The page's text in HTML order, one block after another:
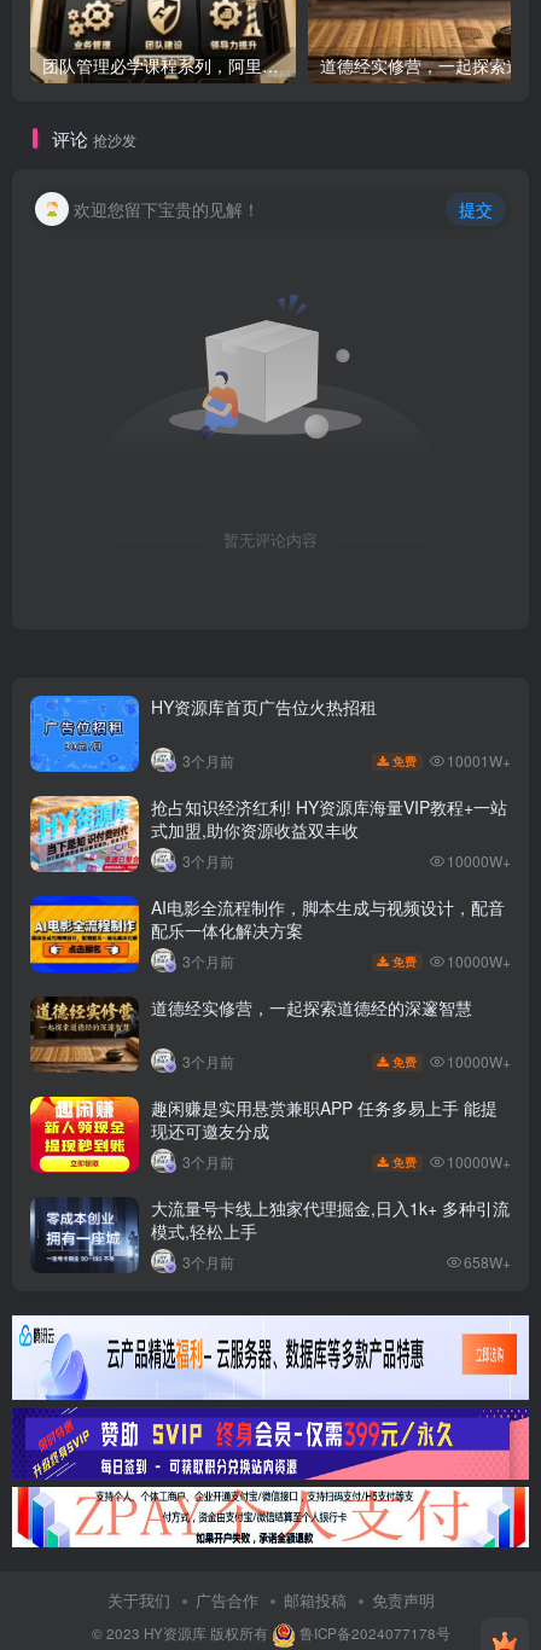
团队管理必学课程系列，阿里巴巴“腿部三板斧”
评论 抢沙发
欢迎您留下宝贵的见解！ 提交
暂无评论内容
HY资源库首页广告位火热招租
3个月前 免费 10001W+
抢占知识经济红利! HY资源库海量VIP教程+一站
式加盟,助你资源收益双丰收
3个月前 10000W+
AI电影全流程制作，脚本生成与视频设计，配音
配乐一体化解决方案
3个月前 免费 10000W+
道德经实修营，一起探索道德经的深邃智慧
3个月前 免费 10000W+
趣闲赚是实用悬赏兼职APP 任务多易上手 能提
现还可邀友分成
3个月前 免费 10000W+
大流量号卡线上独家代理掘金,日入1k+ 多种引流
模式,轻松上手
3个月前 658W+
关于我们 广告合作 邮箱投稿 免责声明
© 2023 HY资源库版权所有 鲁ICP备2024077178号